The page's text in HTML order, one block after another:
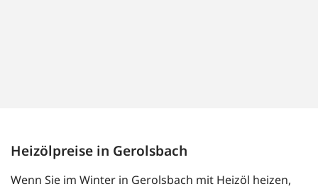
Heizölpreise in Gerolsbach
Wenn Sie im Winter in Gerolsbach mit Heizöl heizen,